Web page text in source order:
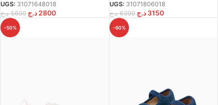
UGS: 31071648018
5600 د.ج 2800 د.ج
UGS: 31071806018
6300 د.ج 3150 د.ج
-50% -60%